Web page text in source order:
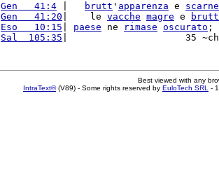
Gen   41:4 brutt ' apparenza e scarne
Gen   41:20 |    le vacche magre e
Eso   10:15 paese ne rimase oscurato ;
Sal  105:35 |                     35
Best viewed with any
IntraText®(V89) - Some rights reserved by EuloTech SRL -